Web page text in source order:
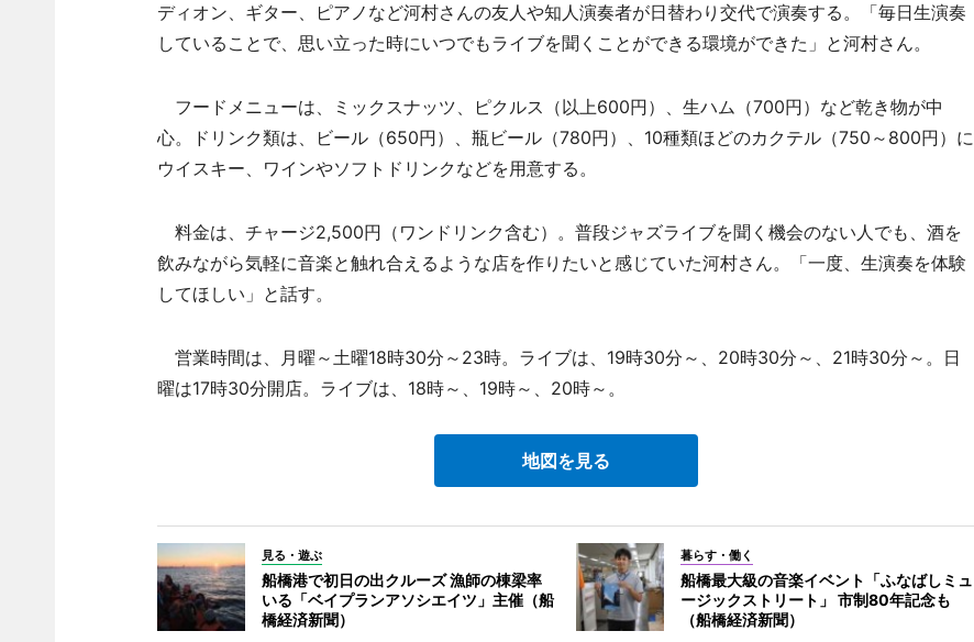
ディオン、ギター、ピアノなど河村さんの友人や知人演奏者が日替わり交代で演奏する。「毎日生演奏
していることで、思い立った時にいつでもライブを聞くことができる環境ができた」と河村さん。
フードメニューは、ミックスナッツ、ピクルス（以上600円）、生ハム（700円）など乾き物が中
心。ドリンク類は、ビール（650円）、瓶ビール（780円）、10種類ほどのカクテル（750～800円）に
ウイスキー、ワインやソフトドリンクなどを用意する。
料金は、チャージ2,500円（ワンドリンク含む）。普段ジャズライブを聞く機会のない人でも、酒を
飲みながら気軽に音楽と触れ合えるような店を作りたいと感じていた河村さん。「一度、生演奏を体験
してほしい」と話す。
営業時間は、月曜～土曜18時30分～23時。ライブは、19時30分～、20時30分～、21時30分～。日
曜は17時30分開店。ライブは、18時～、19時～、20時～。
地図を見る
見る・遊ぶ
船橋港で初日の出クルーズ 漁師の棟梁率
いる「ベイプランアソシエイツ」主催（船
橋経済新聞）
暮らす・働く
船橋最大級の音楽イベント「ふなばしミュ
ージックストリート」 市制80年記念も
（船橋経済新聞）